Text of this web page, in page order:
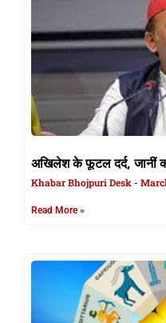
अखिलेश के फूटल दर्द, जानीं
Khabar Bhojpuri Desk
Read More »